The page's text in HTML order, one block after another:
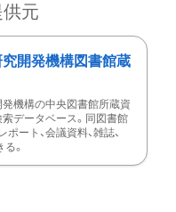
元
開発機構図書館蔵
機構の中央図書館所蔵資
データベース。同図書館
ート、会議資料、雑誌、
。